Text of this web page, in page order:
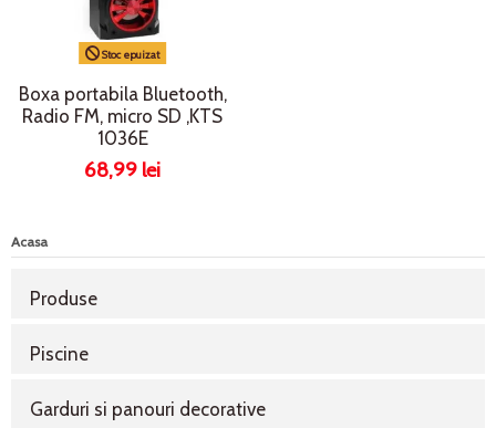
Stoc epuizat
Boxa portabila Bluetooth,
Radio FM, micro SD ,KTS
1036E
68,99 lei
Acasa
Produse
Piscine
Garduri si panouri decorative